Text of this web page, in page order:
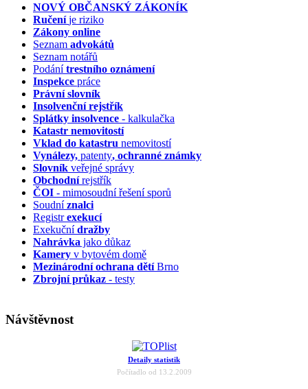
NOVÝ OBČANSKÝ ZÁKONÍK
Ručeníje riziko
Zákony online
Seznam advokátů
Seznam notářů
Podánítrestního oznámení
Inspekce práce
Právní slovník
Insolvenčnírejstřík
Splátky insolvence - kalkulačka
Katastr nemovitostí
Vklad do katastru nemovitostí
Vynálezy, patenty, ochranné známky
Slovník veřejné správy
Obchodnírejstřík
ČOI - mimosoudní řešení sporů
Soudníznalci
Registrexekucí
Exekučnídražby
Nahrávka jako důkaz
Kamery v bytovém domě
Mezinárodní ochrana dětíBrno
Zbrojní průkaz - testy
Návštěvnost
Detaily statistik
Počítadlo od 13.2.2009